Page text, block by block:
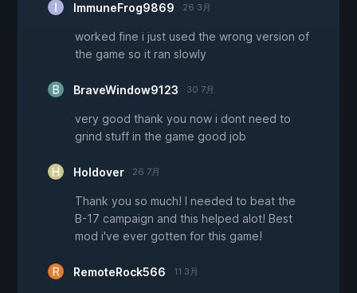
ImmuneFrog9869 26 3月
worked fine i just used the wrong version of
the game so it ran slowly
BraveWindow9123 30 7月
very good thank you now i dont need to
grind stuff in the game good job
Holdover 26 7月
Thank you so much! I needed to beat the
B-17 campaign and this helped alot! Best
mod i've ever gotten for this game!
RemoteRock566 11 3月